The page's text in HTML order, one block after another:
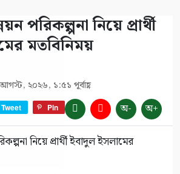
পরিকল্পনা নিয়ে প্রার্থী
মতবিনিময়
২০২৬, ১:৫১ পূর্বাহ্ণ
Tweet Pin অ- অ+